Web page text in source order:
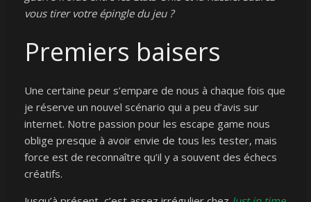
vous tirer votre épingle du jeu ?
Premiers baisers
Une certaine peur s’empare de nous à chaque fois que
je réserve un nouvel scénario qui a peu d’avis sur
internet. Notre passion pour les escape game nous
oblige presque à avoir envie de tous les tester, mais
force est de reconnaître qu’il y a souvent des échecs
créatifs.